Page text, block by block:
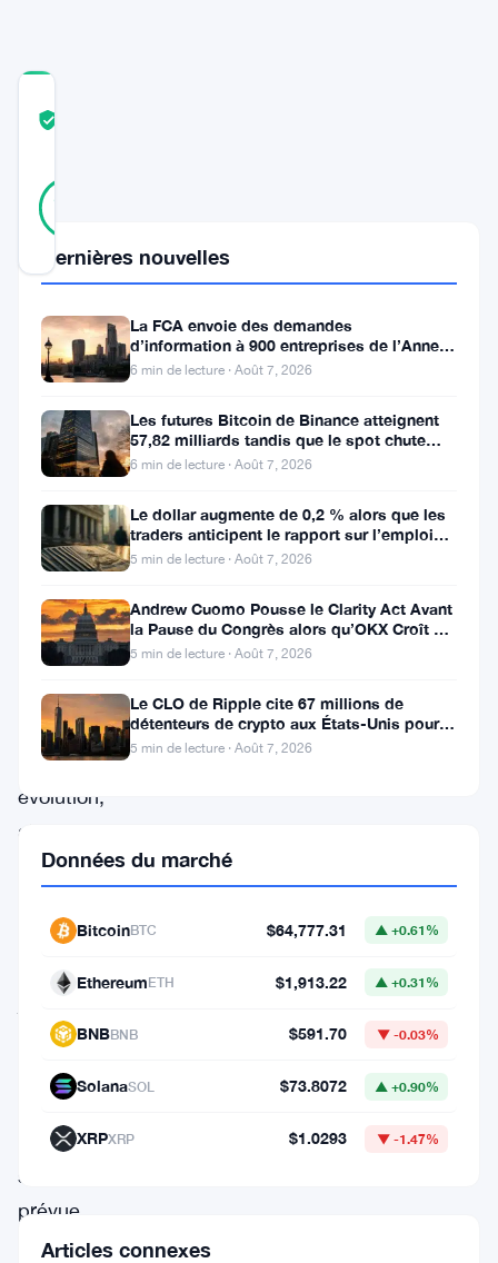
91
Ethereum
s’apprête
déployer
l’une
mises
les
plus
marquantes
son
évolution,
alors
que
mise
Fusaka
avance
une
sortie
prévue
pour
Dernières nouvelles
La FCA envoie des demandes
d’information à 900 entreprises de l’Annexe
1 contre le blanchiment
6 min de lecture · Août 7, 2026
Les futures Bitcoin de Binance atteignent
57,82 milliards tandis que le spot chute
huit fois
6 min de lecture · Août 7, 2026
Le dollar augmente de 0,2 % alors que les
traders anticipent le rapport sur l’emploi
aux États-Unis
5 min de lecture · Août 7, 2026
Andrew Cuomo Pousse le Clarity Act Avant
la Pause du Congrès alors qu’OKX Croît en
Europe
5 min de lecture · Août 7, 2026
Le CLO de Ripple cite 67 millions de
détenteurs de crypto aux États-Unis pour
faire avancer la loi CLARITY
5 min de lecture · Août 7, 2026
Données du marché
BitcoinBTC $64,777.31 ▲ +0.61%
EthereumETH $1,913.22 ▲ +0.31%
BNBBNB $591.70 ▼ -0.03%
SolanaSOL $73.8072 ▲ +0.90%
XRPXRP $1.0293 ▼ -1.47%
Articles connexes